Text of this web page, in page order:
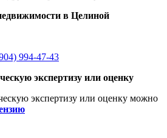
в Целиной
994-47-43
экспертизу или оценку
экспертизу или оценку можно